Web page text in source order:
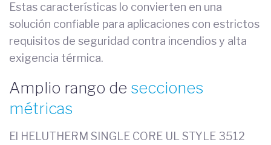
Estas características lo convierten en una
solución confiable para aplicaciones con estrictos
requisitos de seguridad contra incendios y alta
exigencia térmica.
Amplio rango de secciones
métricas
El HELUTHERM SINGLE CORE UL STYLE 3512